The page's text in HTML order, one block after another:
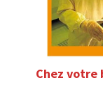
Chez votre